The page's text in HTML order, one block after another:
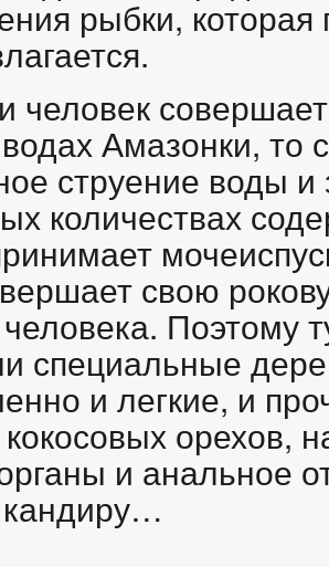
рыбки, которая
человек
Амазонки, то
струение воды
количествах
свою
Поэтому
специальные
и легкие, и
орехов,
и анальное